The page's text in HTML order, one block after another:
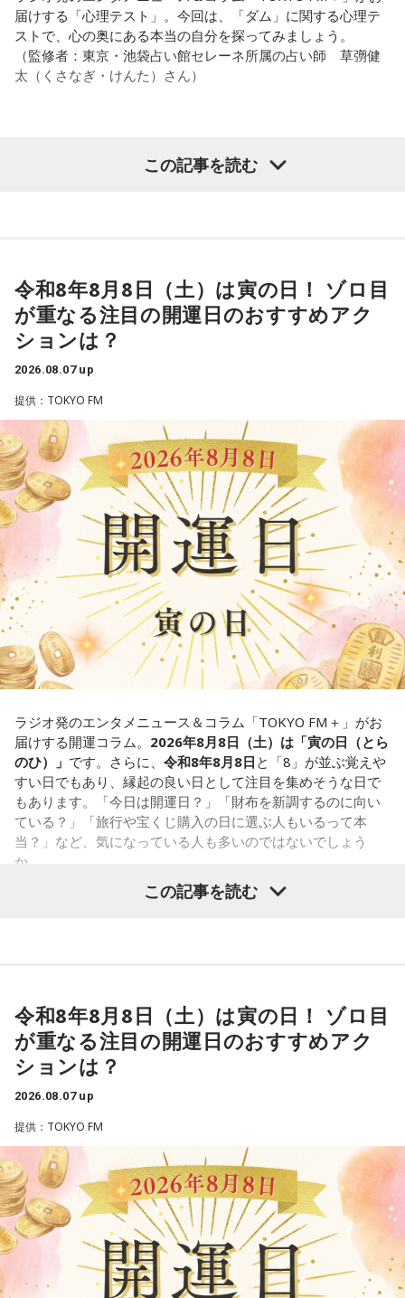
パートナーの奥迫協子、パーソナリティの江原啓之
●江原啓之 今夜の格言
番組名：Dr.Recella presents 江原啓之 おと語り
してみましょう。
2．こんなに必要なのか……我慢しすぎ度45％
水の価値を気にしたあなた。裏を返せば、自分の意見に「言
うほどの価値があるのかな」と、自信を持てずにいるのかも
てみては。
4．どうやって放水しているのか……我慢しすぎ度20％
上手な出し方を気にしたあなた。本音を出そうという意識は
しっかり持っているので、我慢しすぎは少なめです。ただ、
ことも。完璧を意識しすぎず、素直に伝えてみるのがコツで
す。
＊
我慢できるのは、あなたが優しくて、まわりを思いやれる証
拠です。あとは少しだけ、自分の本音も大切にしてあげまし
■監修者プロフィール：草彅健太（くさなぎ・けんた）
東京池袋占い館セレーネ所属。メンタルケアカウンセラー。
鑑定件数は若い女性を中心に7,000件を超え、占いイベントや
アプリの監修も手がける。また、イベントMCや声優としての
活動もしており、芸能関係者からの依頼も多い。
Webサイト：
https://selene-uranai.com/
届けする「心理テスト」。今回は、「ダム」に関する心理テ
ストで、心の奥にある本当の自分を探ってみましょう。
（監修者：東京・池袋占い館セレーネ所属の占い師 草彅健
太（くさなぎ・けんた）さん）
山奥の大きなダムを見学しているあなた。
次の中から近いものを1つ選んでください。
1． 水がこぼれてしまうことはないのか
2． こんなに水は必要なのか
3． ひび割れなど壊れる心配はないか
4． どうやって放水しているのか
【解説】
この心理テストでわかることは、あなたの「我慢しすぎ・自
己主張ニガテ度」です。
ダムの水は「溜め込んだ本音や感情」を暗示しています。ダ
ムの何が気になったかで、あなたがなぜ言いたいことを飲み
込んでしまうのか……その理由と、我慢の深さがわかります。
【解答】
1．こぼれてしまわないか……我慢しすぎ度90％
限界が気になったあなた。本音をギリギリまで溜め込んでい
ませんか。「嫌われるかも」という不安から、言葉を飲み込
み続けてきたのでは。でも、あなたが少し本音を見せても、
大切な人は離れていきません。小さな「イヤ」から、言葉に
してみましょう。
2．こんなに必要なのか……我慢しすぎ度45％
水の価値を気にしたあなた。裏を返せば、自分の意見に「言
うほどの価値があるのかな」と、自信を持てずにいるのかも
しれません。しかし、あなたの考えには、ちゃんと意味があ
ります。肩の力を抜いて、まずは思ったことを口にする練習
てみては。
4．どうやって放水しているのか……我慢しすぎ度20％
上手な出し方を気にしたあなた。本音を出そうという意識は
しっかり持っているので、我慢しすぎは少なめです。ただ、
ことも。完璧を意識しすぎず、素直に伝えてみるのがコツで
す。
＊
我慢できるのは、あなたが優しくて、まわりを思いやれる証
拠です。あとは少しだけ、自分の本音も大切にしてあげまし
この記事を読む
令和8年8月8日（土）は寅の日！ ゾロ目
が重なる注目の開運日のおすすめアク
ションは？
2026.08.07 up
提供：TOKYO FM
ラジオ発のエンタメニュース＆コラム「TOKYO FM＋」がお
届けする開運コラム。 2026年8月8日（土）は「寅の日（とら
のひ）」 です。さらに、 令和8年8月8日 と「8」が並ぶ覚えや
すい日でもあり、縁起の良い日として注目を集めそうな日で
もあります。「今日は開運日？」「財布を新調するのに向い
ている？」「旅行や宝くじ購入の日に選ぶ人もいるって本
当？」など、気になっている人も多いのではないでしょう
か。
寅の日は、古くから金運や旅立ちに縁起が良いとされる吉日
■2026年8月8日はどんな日？
2026年8月8日（土）・先勝
・寅の日
・六曜「先勝」（午前中が吉とされる）
「8」が並ぶことから縁起の良い日というイメージを持つ人も
いますが、暦の上では寅の日にあたるのが最大の特徴です。
先勝で、一般的には午前中が吉、午後は控えめ
に過ごすのが良いという考え方があります。
この記事を読む
令和8年8月8日（土）は寅の日！ ゾロ目
が重なる注目の開運日のおすすめアク
ションは？
2026.08.07 up
提供：TOKYO FM